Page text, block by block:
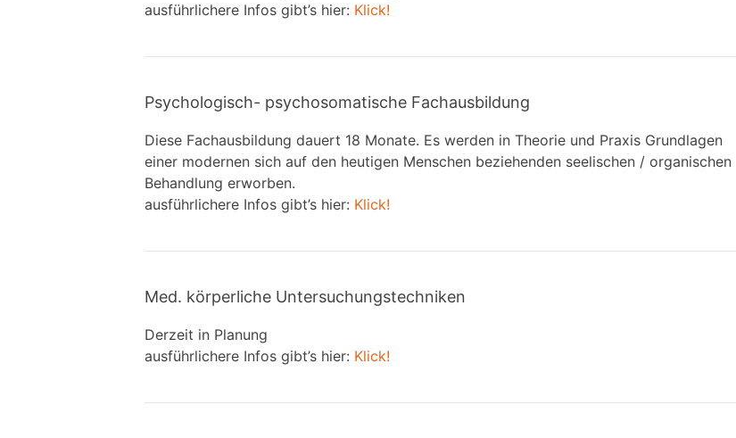
ausführlichere Infos gibt’s hier: Klick!
Psychologisch- psychosomatische Fachausbildung
Diese Fachausbildung dauert 18 Monate. Es werden in Theorie und Praxis Grundlagen
einer modernen sich auf den heutigen Menschen beziehenden seelischen / organischen
Behandlung erworben.
ausführlichere Infos gibt’s hier: Klick!
Med. körperliche Untersuchungstechniken
Derzeit in Planung
ausführlichere Infos gibt’s hier: Klick!